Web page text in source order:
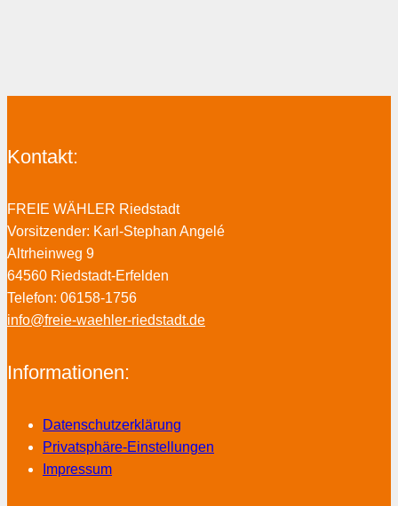
Kontakt:
FREIE WÄHLER Riedstadt
Vorsitzender: Karl-Stephan Angelé
Altrheinweg 9
64560 Riedstadt-Erfelden
Telefon: 06158-1756
info@freie-waehler-riedstadt.de
Informationen:
Datenschutzerklärung
Privatsphäre-Einstellungen
Impressum